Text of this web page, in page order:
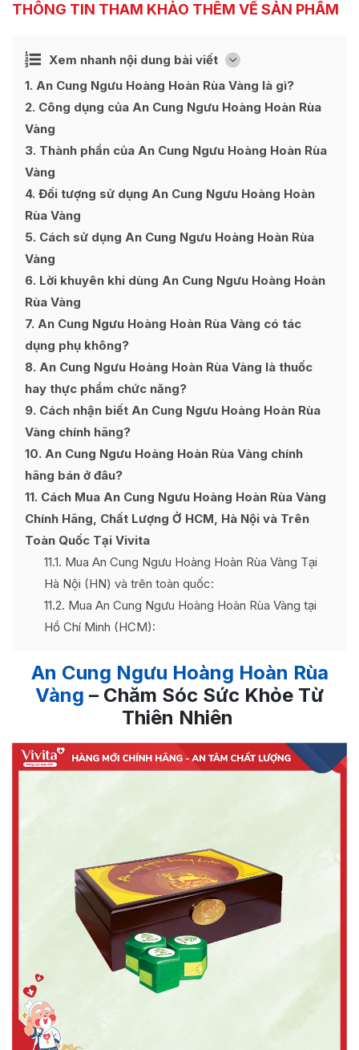
THÔNG TIN THAM KHẢO THÊM VỀ SẢN PHẨM
Xem nhanh nội dung bài viết [
Ẩn
1 An Cung Ngưu Hoàng Hoàn Rùa Vàng là gì?
2 Công dụng của An Cung Ngưu Hoàng Hoàn Rùa
Vàng
3 Thành phần của An Cung Ngưu Hoàng Hoàn Rùa
Vàng
4 Đối tượng sử dụng An Cung Ngưu Hoàng Hoàn
Rùa Vàng
5 Cách sử dụng An Cung Ngưu Hoàng Hoàn Rùa
Vàng
6 Lời khuyên khi dùng An Cung Ngưu Hoàng Hoàn
Rùa Vàng
7 An Cung Ngưu Hoàng Hoàn Rùa Vàng có tác
dụng phụ không?
8 An Cung Ngưu Hoàng Hoàn Rùa Vàng là thuốc
hay thực phẩm chức năng?
9 Cách nhận biết An Cung Ngưu Hoàng Hoàn Rùa
Vàng chính hãng?
10 An Cung Ngưu Hoàng Hoàn Rùa Vàng chính
hãng bán ở đâu?
11 Cách Mua An Cung Ngưu Hoàng Hoàn Rùa Vàng
Chính Hãng, Chất Lượng Ở HCM, Hà Nội và Trên
Toàn Quốc Tại Vivita
11.1 Mua An Cung Ngưu Hoàng Hoàn Rùa Vàng Tại
Hà Nội (HN) và trên toàn quốc:
11.2 Mua An Cung Ngưu Hoàng Hoàn Rùa Vàng tại
Hồ Chí Minh (HCM):
An Cung Ngưu Hoàng Hoàn Rùa
Vàng – Chăm Sóc Sức Khỏe Từ
Thiên Nhiên